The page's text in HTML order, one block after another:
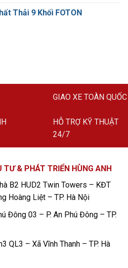
Thải 9 Khối FOTON
GIAO XE TOÀN QUỐC
HỖ TRỢ KỸ THUẬT
24/7
TƯ & PHÁT TRIỂN HÙNG ANH
B2 HUD2 Twin Towers – KĐT
Hoàng Liệt – TP. Hà Nội
Đông 03 – P. An Phú Đông – TP.
QL3 – Xã Vĩnh Thanh – TP. Hà